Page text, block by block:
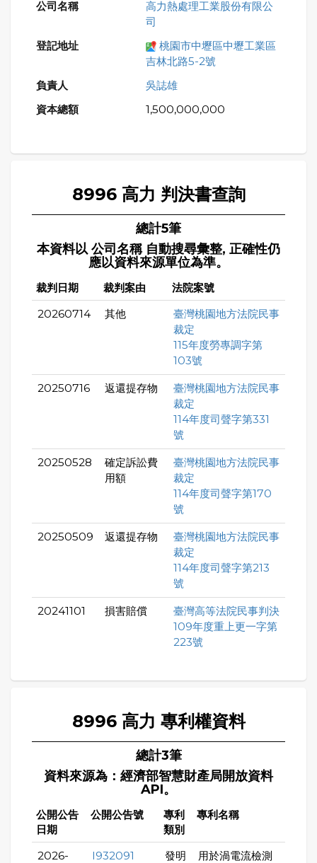
高力熱處理工業股份有限公
司
桃園市中壢區中壢工業區
吉林北路5-2號
吳誌雄
1,500,000,000
8996 高力 判決書查詢
總計5筆
本資料以 公司名稱 自動搜尋彙整, 正確性仍
應以資料來源單位為準。
裁判日期 裁判案由 法院案號
20260714 其他
臺灣桃園地方法院民事
裁定
115年度勞專調字第
103號
20250716 返還提存物
臺灣桃園地方法院民事
裁定
114年度司聲字第331
號
20250528
確定訴訟費
用額
臺灣桃園地方法院民事
裁定
114年度司聲字第170
號
20250509 返還提存物
臺灣桃園地方法院民事
裁定
114年度司聲字第213
號
20241101 損害賠償
臺灣高等法院民事判決
109年度重上更一字第
223號
8996 高力 專利權資料
總計3筆
資料來源為：經濟部智慧財產局開放資料
API。
公開公告
日期
公開公告號
專利
類別
專利名稱
2026-
I932091 發明
用於渦電流檢測